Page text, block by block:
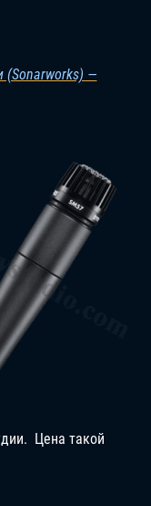
(Sonarworks) —
Цена такой